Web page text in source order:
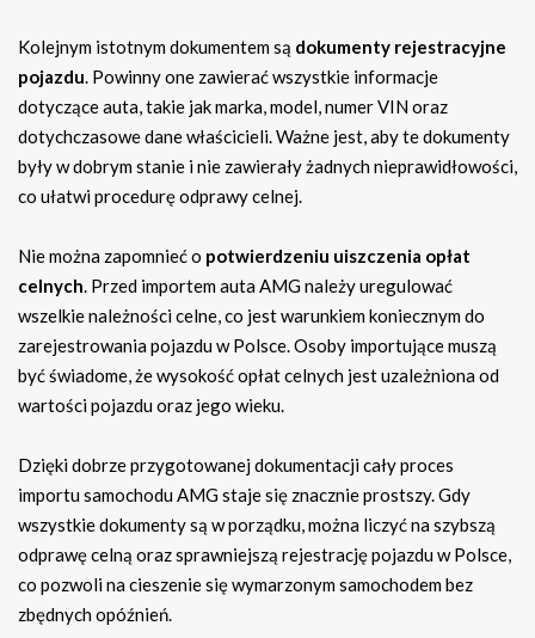
Kolejnym istotnym dokumentem są dokumenty rejestracyjne
pojazdu. Powinny one zawierać wszystkie informacje
dotyczące auta, takie jak marka, model, numer VIN oraz
dotychczasowe dane właścicieli. Ważne jest, aby te dokumenty
były w dobrym stanie i nie zawierały żadnych nieprawidłowości,
co ułatwi procedurę odprawy celnej.
Nie można zapomnieć o potwierdzeniu uiszczenia opłat
celnych. Przed importem auta AMG należy uregulować
wszelkie należności celne, co jest warunkiem koniecznym do
zarejestrowania pojazdu w Polsce. Osoby importujące muszą
być świadome, że wysokość opłat celnych jest uzależniona od
wartości pojazdu oraz jego wieku.
Dzięki dobrze przygotowanej dokumentacji cały proces
importu samochodu AMG staje się znacznie prostszy. Gdy
wszystkie dokumenty są w porządku, można liczyć na szybszą
odprawę celną oraz sprawniejszą rejestrację pojazdu w Polsce,
co pozwoli na cieszenie się wymarzonym samochodem bez
zbędnych opóźnień.